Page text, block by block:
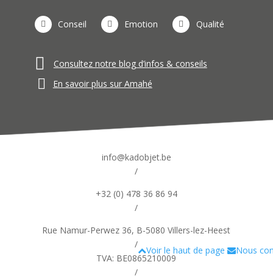
Voir le haut de page Nous
Conseil Emotion Qualité
Consultez notre blog d’infos & conseils
En savoir plus sur Amahé
info@kadobjet.be
/
+32 (0) 478 36 86 94
/
Rue Namur-Perwez 36, B-5080 Villers-lez-Heest
/
TVA: BE0865210009
/